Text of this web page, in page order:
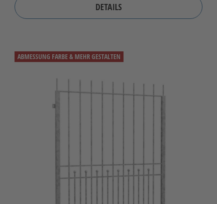
DETAILS
ABMESSUNG FARBE & MEHR GESTALTEN